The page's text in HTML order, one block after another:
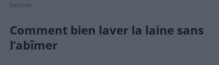
l’abîmer
Comment bien laver la laine sans
l’abîmer